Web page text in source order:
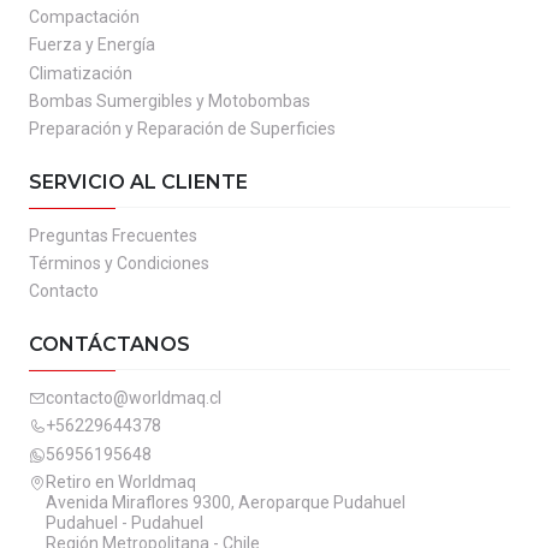
Compactación
Fuerza y Energía
Climatización
Bombas Sumergibles y Motobombas
Preparación y Reparación de Superficies
SERVICIO AL CLIENTE
Preguntas Frecuentes
Términos y Condiciones
Contacto
CONTÁCTANOS
contacto@worldmaq.cl
+56229644378
56956195648
Retiro en Worldmaq
Avenida Miraflores 9300, Aeroparque Pudahuel
Pudahuel - Pudahuel
Región Metropolitana - Chile